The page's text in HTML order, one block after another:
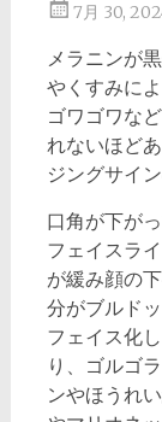
7月 30,
メラニンが
やくすみに
ゴワゴワな
れないほど
ジングサイ
口角が下が
フェイスラ
が緩み顔の
分がブルド
フェイス化
り、ゴルゴ
ンやほうれ